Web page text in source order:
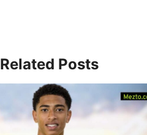
Related Posts